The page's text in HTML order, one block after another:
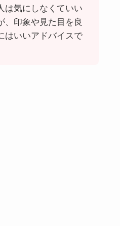
は気にしなくていい
、印象や見た目を良
はいいアドバイスで